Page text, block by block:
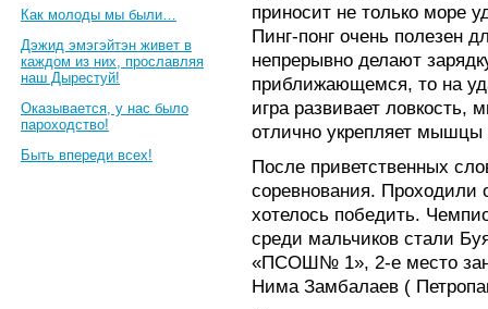
Как молоды мы были…
Дэжид эмэгэйтэн живет в
каждом из них, прославляя
наш Дырестуй!
Оказывается, у нас было
пароходство!
Быть впереди всех!
приносит не только море
Пинг-понг очень полезен
непрерывно делают
приближающемся, то на
игра развивает
отлично укрепляет мышцы
После приветственных
соревнования. Проходили
хотелось победить.
среди мальчиков стали
«ПСОШ№ 1», 2-е место
Нима Замбалаев (